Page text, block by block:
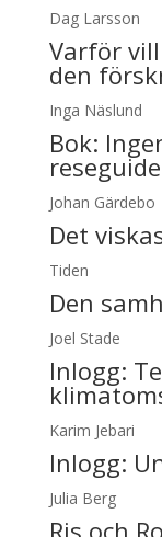
Dag Larsson
Varför
den
Inga Näslund
Bok:
reseguide
Johan Gärdebo
Det
Tiden
Den
Joel Stade
Inlogg:
Karim Jebari
Inlogg:
Julia Berg
Ris och